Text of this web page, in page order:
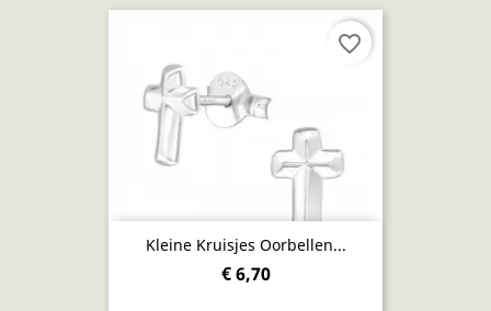
Kleine Kruisjes Oorbellen...
€ 6,70
favorite_border